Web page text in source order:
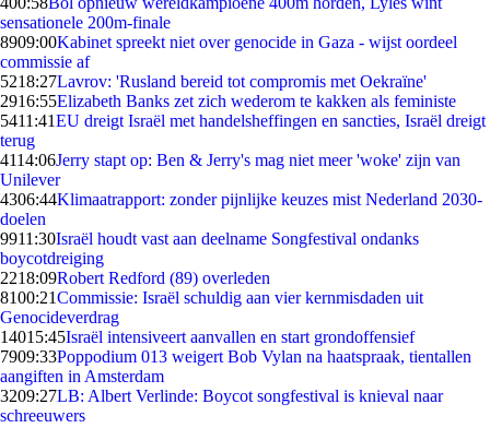
sensationele 200m-finale
8909:00Kabinet spreekt niet over genocide in Gaza - wijst oordeel
commissie af
5218:27Lavrov: 'Rusland bereid tot compromis met Oekraïne'
2916:55Elizabeth Banks zet zich wederom te kakken als feministe
5411:41EU dreigt Israël met handelsheffingen en sancties, Israël dreigt
terug
4114:06Jerry stapt op: Ben & Jerry's mag niet meer 'woke' zijn van
Unilever
4306:44Klimaatrapport: zonder pijnlijke keuzes mist Nederland 2030-
doelen
9911:30Israël houdt vast aan deelname Songfestival ondanks
boycotdreiging
2218:09Robert Redford (89) overleden
8100:21Commissie: Israël schuldig aan vier kernmisdaden uit
Genocideverdrag
14015:45Israël intensiveert aanvallen en start grondoffensief
7909:33Poppodium 013 weigert Bob Vylan na haatspraak, tientallen
aangiften in Amsterdam
3209:27LB: Albert Verlinde: Boycot songfestival is knieval naar
schreeuwers